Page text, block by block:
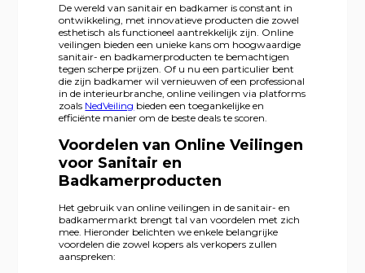
De wereld van sanitair en badkamer is constant in
ontwikkeling, met innovatieve producten die zowel
esthetisch als functioneel aantrekkelijk zijn. Online
veilingen bieden een unieke kans om hoogwaardige
sanitair- en badkamerproducten te bemachtigen
tegen scherpe prijzen. Of u nu een particulier bent
die zijn badkamer wil vernieuwen of een professional
in de interieurbranche, online veilingen via platforms
zoals NedVeiling bieden een toegankelijke en
efficiënte manier om de beste deals te scoren.
Voordelen van Online Veilingen
voor Sanitair en
Badkamerproducten
Het gebruik van online veilingen in de sanitair- en
badkamermarkt brengt tal van voordelen met zich
mee. Hieronder belichten we enkele belangrijke
voordelen die zowel kopers als verkopers zullen
aanspreken: